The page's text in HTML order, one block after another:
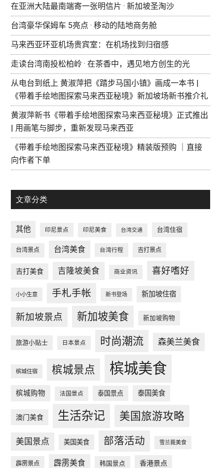
在亚洲大陆最南端寄一张明信片 · 新加坡圣淘沙
台湾豪华保姆车 5亮点 · 移动的陆地商务舱
马来西亚环亚机场贵宾室：在机场找到归宿感
走读台湾南投松柏岭 · 在茶香中，遇见地方创生的光
从电台到纸上 黄淑萍把《踏步马国小镇》画成一本书 |
《带着手绘地图探索马来西亚秘境》新加坡场新书推介礼
黄淑萍新书《带着手绘地图探索马来西亚秘境》正式推出
| 用画笔与脚步，重新发现马来西亚
《带着手绘地图探索马来西亚秘境》精装版预购 ｜直接
向作者下单
文章分类
其他 印尼景点 印尼美食 台湾交通 台湾住宿
台湾景点 台湾美食 台湾行程 吉打景点
吉打美食 吉隆坡美食 商业资讯 喜好嗜好
小小生意 手札手帐 新书登场 新加坡住宿
新加坡景点 新加坡美食 新加坡购物
旅游小贴士 日本景点 时尚潮流 森美兰美食
槟城住宿 槟城景点 槟城美食
槟城购物 法国景点 泰国景点 泰国美食
澳门美食 生活杂记 美国旅游攻略
美国景点 美国美食 部落活动 雪兰莪美食
霹雳景点 霹雳美食 韩国景点 香港景点